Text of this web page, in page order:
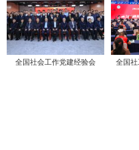
全国社会工作党建经验会 全国